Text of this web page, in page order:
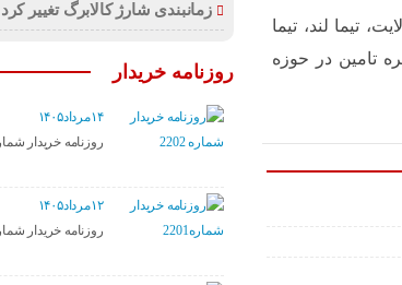
تیما لایت، تیما لند، تیما
تامین در حوزه
زمانبندی شارژ کالابرگ تغییر کرد
روزنامه خریدار
۱۴مرداد۱۴۰۵
روزنامه خریدار شماره
۱۲مرداد۱۴۰۵
روزنامه خریدار